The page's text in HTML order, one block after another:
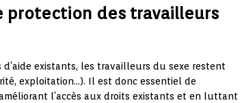
protection des travailleurs
existants, les travailleurs du sexe restent
exploitation…). Il est donc essentiel de
l’accès aux droits existants et en luttant